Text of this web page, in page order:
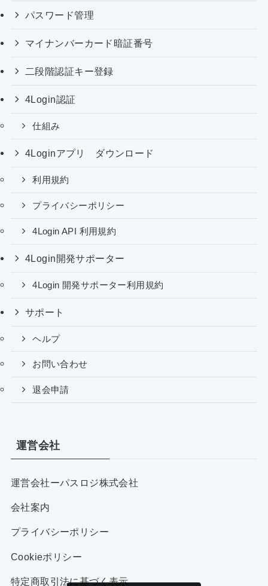
パスワード管理
マイナンバーカード暗証番号
二段階認証キー登録
4Login認証
仕組み
4Loginアプリ ダウンロード
利用規約
プライバシーポリシー
4Login API 利用規約
4Login開発サポーター
4Login 開発サポーター利用規約
サポート
ヘルプ
お問い合わせ
退会申請
運営会社
運営会社ーパスロジ株式会社
会社案内
プライバシーポリシー
Cookieポリシー
特定商取引法に基づく表示